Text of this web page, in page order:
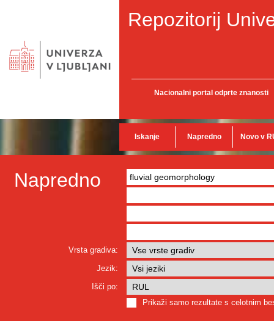
Repozitorij
Nacionalni portal odprte znanosti
Iskanje Napredno Novo v
Napredno
Vrsta gradiva:
Jezik:
Išči po:
Prikaži samo rezultate s celotnim